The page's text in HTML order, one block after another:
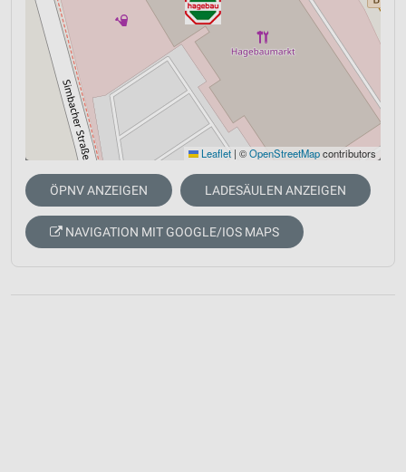
Leaflet | ©OpenStreetMapcontributors
ÖPNV ANZEIGEN LADESÄULEN ANZEIGEN
NAVIGATION MIT GOOGLE/IOS MAPS